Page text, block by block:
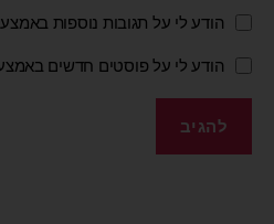
הודע לי על תגובות נוספות
הודע לי על פוסטים חדשים